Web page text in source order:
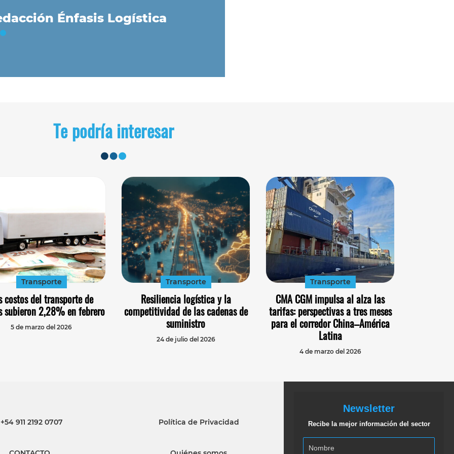
Énfasis Logística
Te podría interesar
Transporte
costos del transporte de
subieron 2,28% en febrero
5 de marzo del 2026
Transporte
Resiliencia logística y la
competitividad de las cadenas de
suministro
24 de julio del 2026
Transporte
CMA CGM impulsa al alza las
tarifas: perspectivas a tres meses
para el corredor China–América
Latina
4 de marzo del 2026
911 2192 0707 Política de Privacidad
Newsletter
Recibe la mejor información del sector